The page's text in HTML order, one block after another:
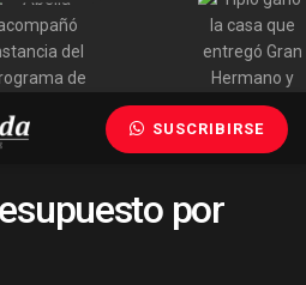
SUSCRIBIRSE
por